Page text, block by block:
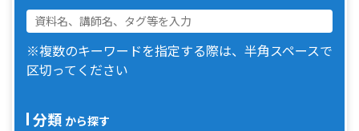
※複数のキーワードを指定する際は、半角スペースで
区切ってください
分類 から探す